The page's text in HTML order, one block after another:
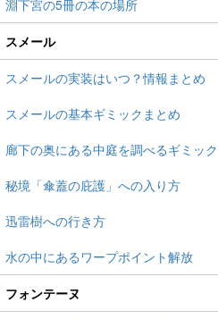
淵下宮の5冊の本の場所
スメール
スメールの実装はいつ？情報まとめ
スメールの基本ギミックまとめ
廊下の奥にある中庭を調べるギミック
秘境「傘蓋の庇護」への入り方
迅雷樹への行き方
水の中にあるワープポイント解放
フォンテーヌ